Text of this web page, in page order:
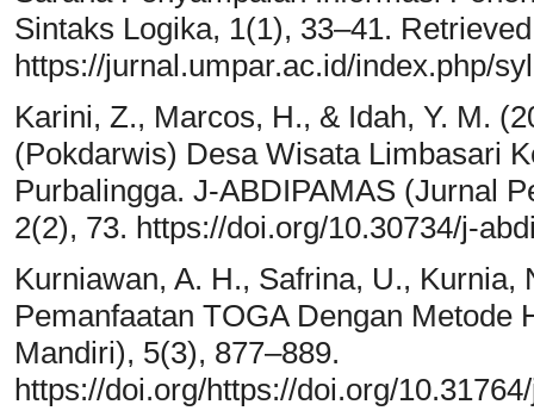
Sintaks Logika, 1(1), 33–41.
https://jurnal.umpar.ac.id/index.php/
Karini, Z., Marcos, H., & Idah, Y. M.
(Pokdarwis) Desa Wisata Limbasari
Purbalingga. J-ABDIPAMAS (Jurnal
2(2), 73. https://doi.org/10.30734/j-
Kurniawan, A. H., Safrina, U.,
Pemanfaatan TOGA Dengan
Mandiri), 5(3), 877–889.
https://doi.org/https://doi.org/